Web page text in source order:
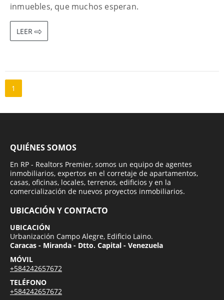
inmuebles, que muchos esperan.
LEER
1
QUIÉNES SOMOS
En RP - Realtors Premier, somos un equipo de agentes
inmobiliarios, expertos en el corretaje de apartamentos,
casas, oficinas, locales, terrenos, edificios y en la
comercialización de nuevos proyectos inmobiliarios.
UBICACIÓN Y CONTACTO
UBICACIÓN
Urbanización Campo Alegre, Edificio Laino.
Caracas - Miranda - Dtto. Capital - Venezuela
MÓVIL
+584242657672
TELÉFONO
+584242657672